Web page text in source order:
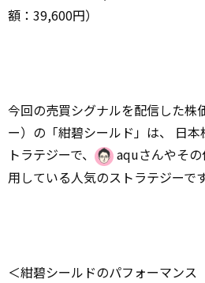
額：39,600円）
今回の売買シグナルを配信した株
ー）の「紺碧シールド」は、 日
トラテジーで、
aquさんやそ
用している人気のストラテジーです
＜紺碧シールドのパフォーマンス